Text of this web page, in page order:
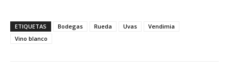
ETIQUETAS Bodegas Rueda Uvas
Vendimia
Vino blanco